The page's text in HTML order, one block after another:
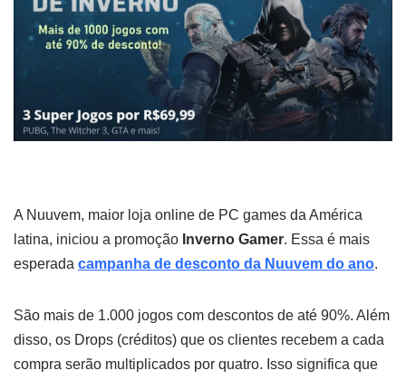
A Nuuvem, maior loja online de PC games da América
latina, iniciou a promoção Inverno Gamer. Essa é mais
esperada campanha de desconto da Nuuvem do ano.
São mais de 1.000 jogos com descontos de até 90%. Além
disso, os Drops (créditos) que os clientes recebem a cada
compra serão multiplicados por quatro. Isso significa que